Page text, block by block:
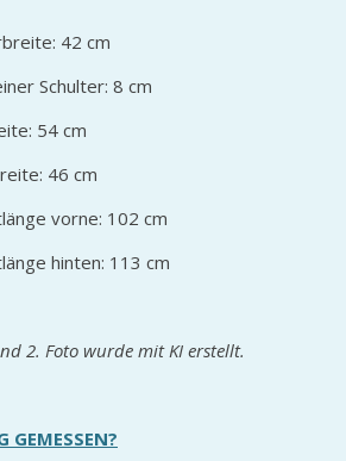
42 cm
Schulter: 8 cm
54 cm
46 cm
vorne: 102 cm
hinten: 113 cm
2. Foto wurde mit KI erstellt.
GEMESSEN?